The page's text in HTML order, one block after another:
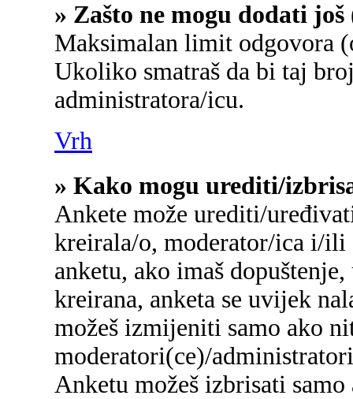
» Zašto ne mogu dodati
Maksimalan limit odgovora
Ukoliko smatraš da bi taj
administratora/icu.
Vrh
» Kako mogu urediti/
Ankete može urediti/
kreirala/o, moderator/ica i/
anketu, ako imaš
kreirana, anketa se uvijek
možeš izmijeniti samo ako
moderatori(ce)/
Anketu možeš izbrisati